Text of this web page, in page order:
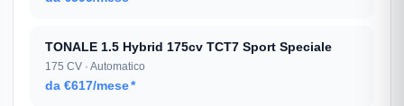
TONALE 1.5 Hybrid 175cv TCT7 Sport Speciale
175 CV · Automatico
da €617/mese*